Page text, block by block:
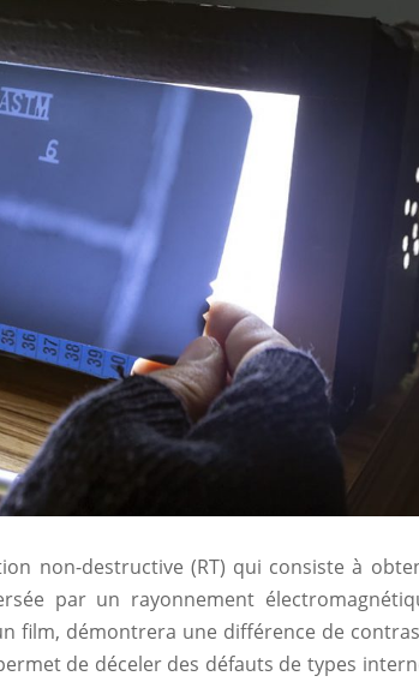
non-destructive (RT) qui consiste à
par un rayonnement
film, démontrera une différence de
de déceler des défauts de types